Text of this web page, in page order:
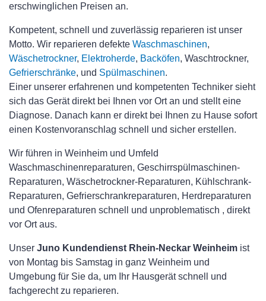
erschwinglichen Preisen an.
Kompetent, schnell und zuverlässig reparieren ist unser
Motto. Wir reparieren defekte Waschmaschinen,
Wäschetrockner, Elektroherde, Backöfen, Waschtrockner,
Gefrierschränke, und Spülmaschinen.
Einer unserer erfahrenen und kompetenten Techniker sieht
sich das Gerät direkt bei Ihnen vor Ort an und stellt eine
Diagnose. Danach kann er direkt bei Ihnen zu Hause sofort
einen Kostenvoranschlag schnell und sicher erstellen.
Wir führen in Weinheim und Umfeld
Waschmaschinenreparaturen, Geschirrspülmaschinen-
Reparaturen, Wäschetrockner-Reparaturen, Kühlschrank-
Reparaturen, Gefrierschrankreparaturen, Herdreparaturen
und Ofenreparaturen schnell und unproblematisch , direkt
vor Ort aus.
Unser Juno Kundendienst Rhein-Neckar Weinheim ist
von Montag bis Samstag in ganz Weinheim und
Umgebung für Sie da, um Ihr Hausgerät schnell und
fachgerecht zu reparieren.